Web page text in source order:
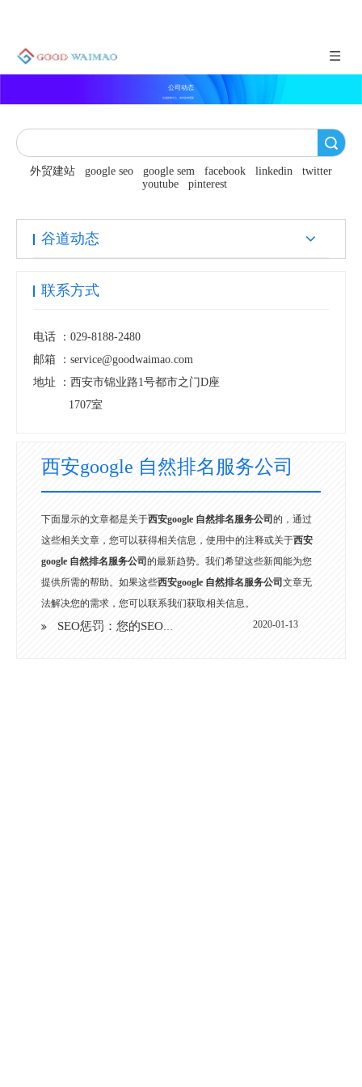
谷道新闻中心，实时咨询更新
公司动态
外贸建站 google seo google sem facebook linkedin
twitter
youtube
pinterest
谷道动态
联系方式
电话 ： 029-8188-2480
邮箱 ： service@goodwaimao.com
地址 ： 西安市锦业路1号都市之门D座
1707室
西安google 自然排名服务公司
下面显示的文章都是关于西安google 自然排名服务公司 的，通过
这些相关文章，您可以获得相关信息，使用中的注释或关于西安
google 自然排名服务公司 的最新趋势。我们希望这些新闻能为您
提供所需的帮助。如果这些西安google 自然排名服务公司 文章无
法解决您的需求，您可以联系我们获取相关信息。
SEO惩罚：您的SEO策略无法帮助您的6种方式 2020-01-13